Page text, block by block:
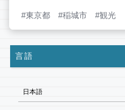
東京都 稲城市 観光
言語